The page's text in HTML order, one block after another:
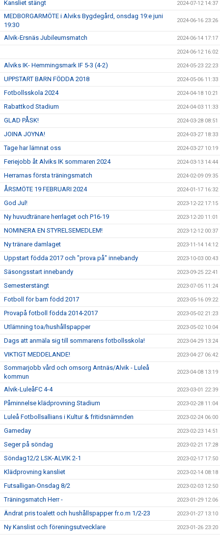
Kansliet stängt 2024-07-12 14:37
MEDBORGARMÖTE i Alviks Bygdegård, onsdag 19:e juni
19:30
2024-06-16 23:26
Alvik-Ersnäs Jubileumsmatch 2024-06-14 17:17
2024-06-12 16:02
Alviks IK- Hemmingsmark IF 5-3 (4-2) 2024-05-23 22:23
UPPSTART BARN FÖDDA 2018 2024-05-06 11:33
Fotbollsskola 2024 2024-04-18 10:21
Rabattkod Stadium 2024-04-03 11:33
GLAD PÅSK! 2024-03-28 08:51
JOINA JOYNA! 2024-03-27 18:33
Tage har lämnat oss 2024-03-27 10:19
Feriejobb åt Alviks IK sommaren 2024 2024-03-13 14:44
Herrarnas första träningsmatch 2024-02-09 09:35
ÅRSMÖTE 19 FEBRUARI 2024 2024-01-17 16:32
God Jul! 2023-12-22 17:15
Ny huvudtränare herrlaget och P16-19 2023-12-20 11:01
NOMINERA EN STYRELSEMEDLEM! 2023-12-12 00:37
Ny tränare damlaget 2023-11-14 14:12
Uppstart födda 2017 och "prova på" innebandy 2023-10-03 00:43
Säsongsstart innebandy 2023-09-25 22:41
Semesterstängt 2023-07-05 11:24
Fotboll för barn född 2017 2023-05-16 09:22
Provapå fotboll födda 2014-2017 2023-05-02 21:23
Utlämning toa/hushållspapper 2023-05-02 10:04
Dags att anmäla sig till sommarens fotbollsskola! 2023-04-29 13:24
VIKTIGT MEDDELANDE! 2023-04-27 06:42
Sommarjobb vård och omsorg Antnäs/Alvik - Luleå
kommun
2023-04-08 13:19
Alvik-LuleåFC 4-4 2023-03-01 22:39
Påminnelse klädprovning Stadium 2023-02-28 11:04
Luleå Fotbollsallians i Kultur & fritidsnämnden 2023-02-24 06:00
Gameday 2023-02-23 14:51
Seger på söndag 2023-02-21 17:28
Söndag12/2 LSK-ALVIK 2-1 2023-02-17 17:50
Klädprovning kansliet 2023-02-14 08:18
Futsalligan-Onsdag 8/2 2023-02-03 12:50
Träningsmatch Herr - 2023-01-29 12:06
Ändrat pris toalett och hushållspapper fr.o.m 1/2-23 2023-01-27 13:10
Ny Kanslist och föreningsutvecklare 2023-01-26 23:20